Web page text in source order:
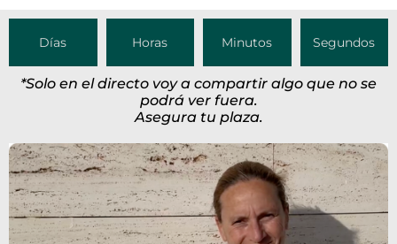
Días Horas Minutos Segundos
*Solo en el directo voy a compartir algo que no se
podrá ver fuera.
Asegura tu plaza.